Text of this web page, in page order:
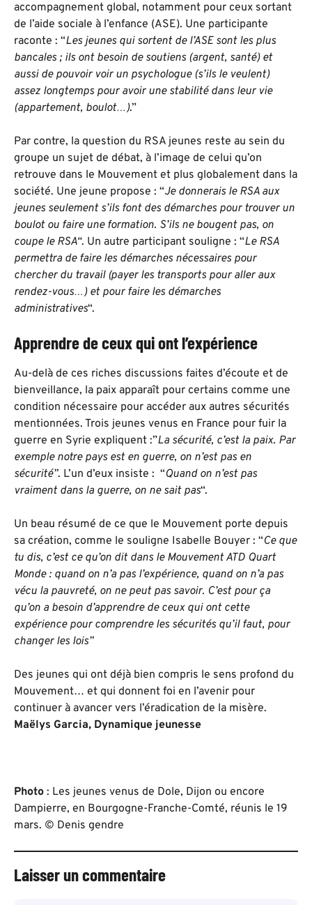
accompagnement global, notamment pour ceux sortant
de l’aide sociale à l’enfance (ASE). Une participante
raconte : “Les jeunes qui sortent de l’ASE sont les plus
bancales ; ils ont besoin de soutiens (argent, santé) et
aussi de pouvoir voir un psychologue (s’ils le veulent)
assez longtemps pour avoir une stabilité dans leur vie
(appartement, boulot…).”
Par contre, la question du RSA jeunes reste au sein du
groupe un sujet de débat, à l’image de celui qu’on
retrouve dans le Mouvement et plus globalement dans la
société. Une jeune propose : “Je donnerais le RSA aux
jeunes seulement s’ils font des démarches pour trouver un
boulot ou faire une formation. S’ils ne bougent pas, on
coupe le RSA“. Un autre participant souligne : “Le RSA
permettra de faire les démarches nécessaires pour
chercher du travail (payer les transports pour aller aux
rendez-vous…) et pour faire les démarches
administratives“.
Apprendre de ceux qui ont l’expérience
Au-delà de ces riches discussions faites d’écoute et de
bienveillance, la paix apparaît pour certains comme une
condition nécessaire pour accéder aux autres sécurités
mentionnées. Trois jeunes venus en France pour fuir la
guerre en Syrie expliquent :”La sécurité, c’est la paix. Par
exemple notre pays est en guerre, on n’est pas en
sécurité”. L’un d’eux insiste : “Quand on n’est pas
vraiment dans la guerre, on ne sait pas“.
Un beau résumé de ce que le Mouvement porte depuis
sa création, comme le souligne Isabelle Bouyer : “Ce que
tu dis, c’est ce qu’on dit dans le Mouvement ATD Quart
Monde : quand on n’a pas l’expérience, quand on n’a pas
vécu la pauvreté, on ne peut pas savoir. C’est pour ça
qu’on a besoin d’apprendre de ceux qui ont cette
expérience pour comprendre les sécurités qu’il faut, pour
changer les lois”
Des jeunes qui ont déjà bien compris le sens profond du
Mouvement… et qui donnent foi en l’avenir pour
continuer à avancer vers l’éradication de la misère.
Maëlys Garcia, Dynamique jeunesse
Photo : Les jeunes venus de Dole, Dijon ou encore
Dampierre, en Bourgogne-Franche-Comté, réunis le 19
mars. © Denis gendre
Laisser un commentaire